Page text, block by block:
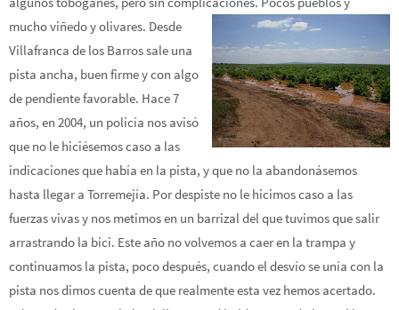
mucho viñedo y olivares. Desde
Villafranca de los Barros sale una
pista ancha, buen firme y con algo
de pendiente favorable. Hace 7
años, en 2004, un policía nos avisó
que no le hiciésemos caso a las
indicaciones que había en la pista, y que no la abandonásemos
hasta llegar a Torremejía. Por despiste no le hicimos caso a las
fuerzas vivas y nos metimos en un barrizal del que tuvimos que salir
arrastrando la bici. Este año no volvemos a caer en la trampa y
continuamos la pista, poco después, cuando el desvío se unía con la
pista nos dimos cuenta de que realmente esta vez hemos acertado.